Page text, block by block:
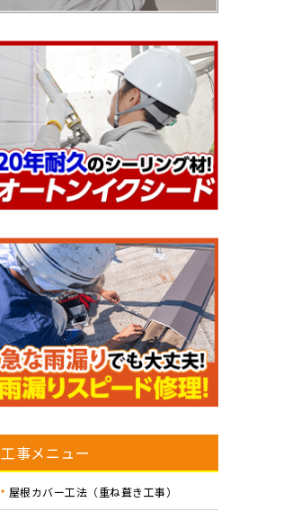
工事メニュー
屋根カバー工法（重ね葺き工事）